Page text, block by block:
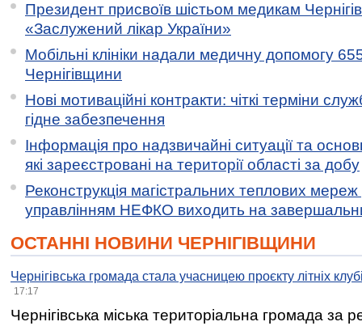
Президент присвоїв шістьом медикам
«Заслужений лікар України»
Мобільні клініки надали медичну допомогу
Чернігівщини
Нові мотиваційні контракти: чіткі терміни
гідне забезпечення
Інформація про надзвичайні ситуації та
які зареєстровані на території області за добу
Реконструкція магістральних теплових мереж
управлінням НЕФКО виходить на
ОСТАННІ НОВИНИ ЧЕРНІГІВЩИНИ
Чернігівська громада стала учасницею проєкту літніх
17:17
Чернігівська міська територіальна громада за